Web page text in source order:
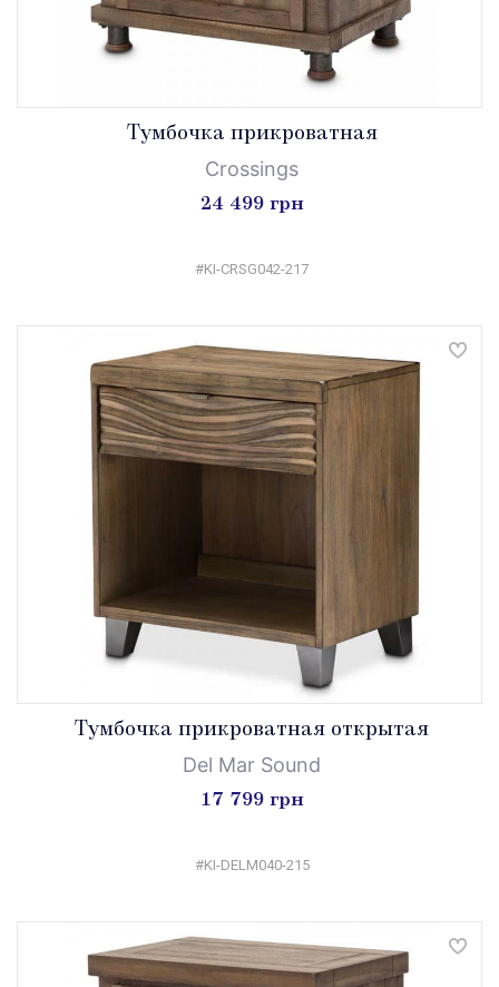
Tумбочка прикроватная
Crossings
24 499 грн
#KI-CRSG042-217
Tумбочка прикроватная открытая
Del Mar Sound
17 799 грн
#KI-DELM040-215